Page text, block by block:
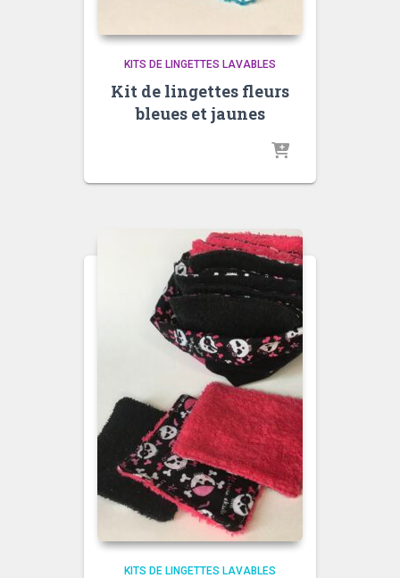
KITS DE LINGETTES LAVABLES
Kit de lingettes fleurs
bleues et jaunes
KITS DE LINGETTES LAVABLES